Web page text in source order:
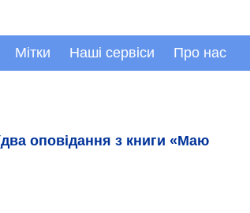
Мітки Наші сервіси Про нас
оповідання з книги «Маю